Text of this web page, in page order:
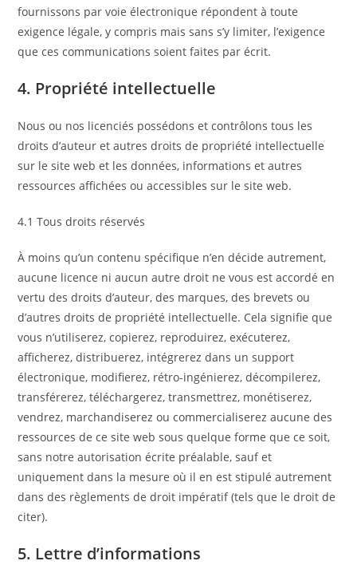
fournissons par voie électronique répondent à toute
exigence légale, y compris mais sans s’y limiter, l’exigence
que ces communications soient faites par écrit.
4. Propriété intellectuelle
Nous ou nos licenciés possédons et contrôlons tous les
droits d’auteur et autres droits de propriété intellectuelle
sur le site web et les données, informations et autres
ressources affichées ou accessibles sur le site web.
4.1 Tous droits réservés
À moins qu’un contenu spécifique n’en décide autrement,
aucune licence ni aucun autre droit ne vous est accordé en
vertu des droits d’auteur, des marques, des brevets ou
d’autres droits de propriété intellectuelle. Cela signifie que
vous n’utiliserez, copierez, reproduirez, exécuterez,
afficherez, distribuerez, intégrerez dans un support
électronique, modifierez, rétro-ingénierez, décompilerez,
transférerez, téléchargerez, transmettrez, monétiserez,
vendrez, marchandiserez ou commercialiserez aucune des
ressources de ce site web sous quelque forme que ce soit,
sans notre autorisation écrite préalable, sauf et
uniquement dans la mesure où il en est stipulé autrement
dans des règlements de droit impératif (tels que le droit de
citer).
5. Lettre d’informations